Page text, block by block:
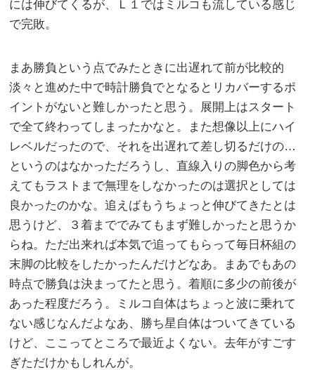
には伸びてくるが、Ｌ１ではミルコも流している感じ
で完敗。
まあ勝負という点でみたときに出遅れて前が比較的
淡々と進めた中で時計勝負でとなるとリカバーするポ
イントがないと難しかったと思う。展開上はスタート
で全て終わってしまったかなと。また想像以上にハイ
レベルだったので、それを出遅れて差し切るだけの…
というのはなかっただろうし、直線入りの脚色から考
えてもラストまで無理をしなかったのは選択としては
良かったのかな。追えばもうちょっと伸びてきたとは
思うけど、３着まででみてもまず難しかったと思うか
らね。ただ出来れば本気で追ってもらって毎日杯組の
末脚の比較をしたかったんだけどなあ。まあでもあの
時点で勝負は決まってたと思う。着順に多少の前後が
あった程度だろう。ミルコ自体はちょっと波に乗れて
ない感じなんだよなあ、勝ち星自体はついてきている
けど、ここってところで最近よくない。去年がすごす
ぎただけかもしれんが。